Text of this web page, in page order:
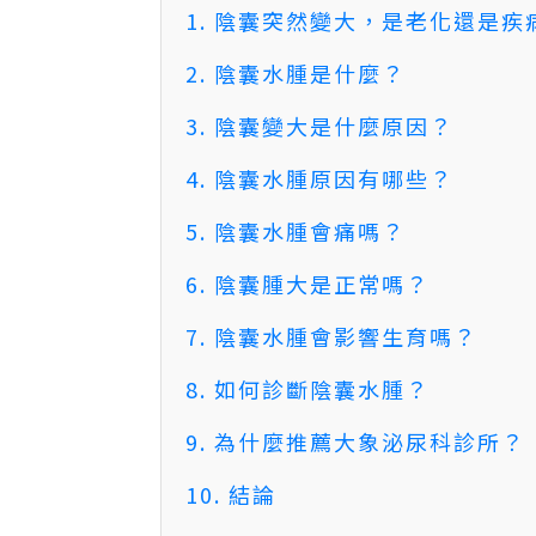
1. 陰囊突然變大，是老化還是疾
2. 陰囊水腫是什麼？
3. 陰囊變大是什麼原因？
4. 陰囊水腫原因有哪些？
5. 陰囊水腫會痛嗎？
6. 陰囊腫大是正常嗎？
7. 陰囊水腫會影響生育嗎？
8. 如何診斷陰囊水腫？
9. 為什麼推薦大象泌尿科診所？
10. 結論